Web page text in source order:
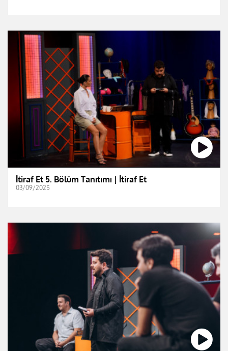
İtiraf Et 5. Bölüm Tanıtımı | İtiraf Et
03/09/2025